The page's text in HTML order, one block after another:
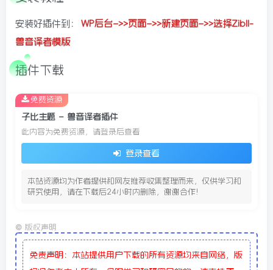
安装好插件到：
WP后台–>>页面–>>新建页面–>>选择Zibll-
兽音译者模版
插件下载
子比主题 – 兽音译者插件
此内容为免费资源，请登录后查看
登录查看
本站资源均为作者提供和网友推荐收集整理而来，仅供学习和
研究使用，请在下载后24小时内删除，谢谢合作!
免费资源
© 版权声明
免责声明：本站提供用户下载的所有资源均来自网络，版